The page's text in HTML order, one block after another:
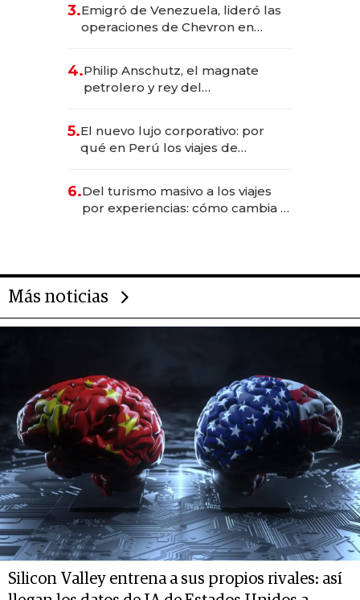
3.Emigró de Venezuela, lideró las
operaciones de Chevron en
4.Philip Anschutz, el magnate
petrolero y rey del
Fénix
5.El nuevo lujo corporativo: por
qué en Perú los viajes de
transformadoras
6.Del turismo masivo a los viajes
por experiencias: cómo cambia el
Más noticias
Silicon Valley entrena a sus propios rivales: así